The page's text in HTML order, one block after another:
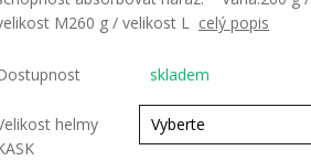
M260 g / velikost L celý popis
skladem
helmy